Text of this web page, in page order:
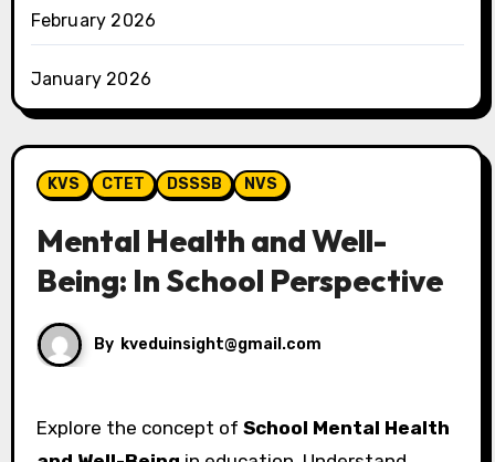
February 2026
January 2026
KVS CTET DSSSB NVS
Mental Health and Well-
Being: In School Perspective
By kveduinsight@gmail.com
Explore the concept of School Mental Health